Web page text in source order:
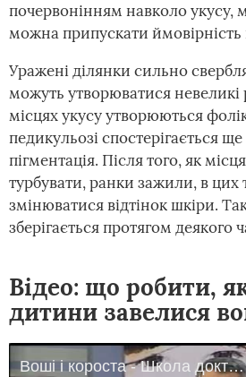
почервонінням навколо укусу,
можна припускати
Уражені ділянки сильно
можуть утворюватися невеликі
місцях укусу утворюються
педикульозі спостерігається
пігментація. Після того, як
турбувати, ранки зажили, в цих
змінюватися відтінок шкіри.
зберігається протягом деякого
Відео: що робити,
дитини завелися
Воші і короста - Школа доктора Комаровського - Інтер